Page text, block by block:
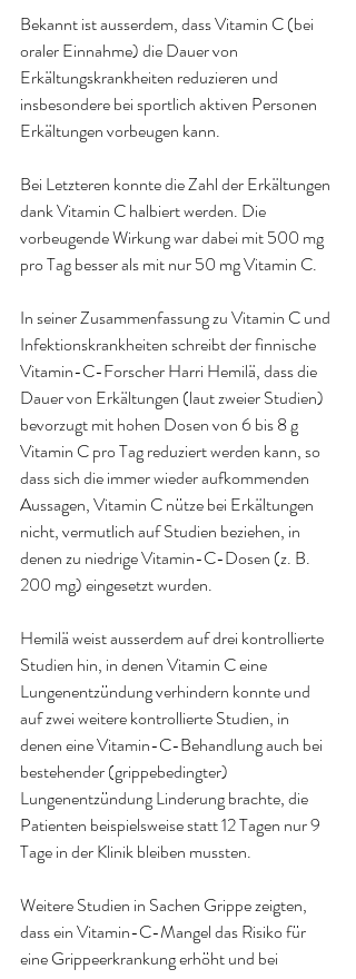
Bekannt ist ausserdem, dass Vitamin C (bei
oraler Einnahme) die Dauer von
Erkältungskrankheiten reduzieren und
insbesondere bei sportlich aktiven Personen
Erkältungen vorbeugen kann.
Bei Letzteren konnte die Zahl der Erkältungen
dank Vitamin C halbiert werden. Die
vorbeugende Wirkung war dabei mit 500 mg
pro Tag besser als mit nur 50 mg Vitamin C.
In seiner Zusammenfassung zu Vitamin C und
Infektionskrankheiten schreibt der finnische
Vitamin-C-Forscher Harri Hemilä, dass die
Dauer von Erkältungen (laut zweier Studien)
bevorzugt mit hohen Dosen von 6 bis 8 g
Vitamin C pro Tag reduziert werden kann, so
dass sich die immer wieder aufkommenden
Aussagen, Vitamin C nütze bei Erkältungen
nicht, vermutlich auf Studien beziehen, in
denen zu niedrige Vitamin-C-Dosen (z. B.
200 mg) eingesetzt wurden.
Hemilä weist ausserdem auf drei kontrollierte
Studien hin, in denen Vitamin C eine
Lungenentzündung verhindern konnte und
auf zwei weitere kontrollierte Studien, in
denen eine Vitamin-C-Behandlung auch bei
bestehender (grippebedingter)
Lungenentzündung Linderung brachte, die
Patienten beispielsweise statt 12 Tagen nur 9
Tage in der Klinik bleiben mussten.
Weitere Studien in Sachen Grippe zeigten,
dass ein Vitamin-C-Mangel das Risiko für
eine Grippeerkrankung erhöht und bei